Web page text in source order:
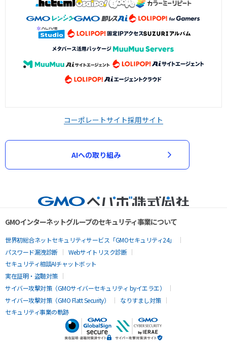
コーポレートサイト採用サイト
AIへの取り組み
GMOインターネットグループのセキュリティ事業について
世界初総合ネットセキュリティサービス「GMOセキュリティ24」
パスワード漏洩診断
Webサイトリスク診断
セキュリティ相談AIチャットボット
実在証明・盗聴対策
サイバー攻撃対策（GMOサイバーセキュリティ byイエラエ）
サイバー攻撃対策（GMO Flatt Security）
なりすまし対策
セキュリティ事業の軌跡